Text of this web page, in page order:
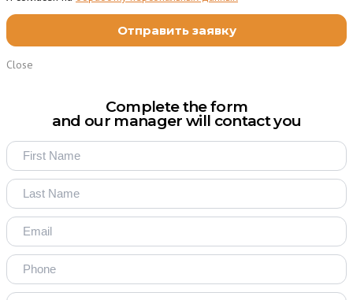
Close
Complete the form
and our manager will contact you